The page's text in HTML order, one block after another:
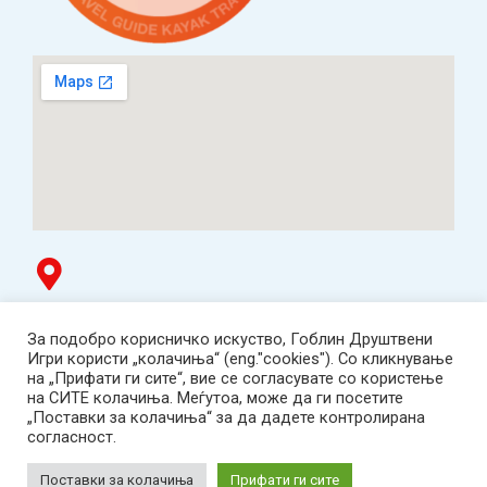
ТЦ Буњаковец - 1. кат, Скопје.
Tел: 078 669 482
Работно време: пон-пет 12:00-19:00 /саб 12:00-17:00
2001-2026 Goblin Games, All Rights Reserved.
Гоблин ДОО, Скопје. Даночен број:
За подобро корисничко искуство, Гоблин Друштвени
Игри користи „колачиња“ (eng."cookies"). Со кликнување
на „Прифати ги сите“, вие се согласувате со користење
на СИТЕ колачиња. Меѓутоа, може да ги посетите
„Поставки за колачиња“ за да дадете контролирана
согласност.
Поставки за колачиња Прифати ги сите